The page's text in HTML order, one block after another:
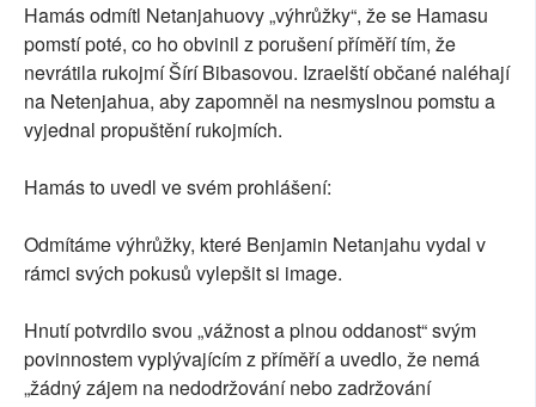
Hamás odmítl Netanjahuovy „výhrůžky“, že se Hamasu
pomstí poté, co ho obvinil z porušení příměří tím, že
nevrátila rukojmí Šírí Bibasovou. Izraelští občané naléhají
na Netenjahua, aby zapomněl na nesmyslnou pomstu a
vyjednal propuštění rukojmích.
Hamás to uvedl ve svém prohlášení:
Odmítáme výhrůžky, které Benjamin Netanjahu vydal v
rámci svých pokusů vylepšit si image.
Hnutí potvrdilo svou „vážnost a plnou oddanost“ svým
povinnostem vyplývajícím z příměří a uvedlo, že nemá
„žádný zájem na nedodržování nebo zadržování